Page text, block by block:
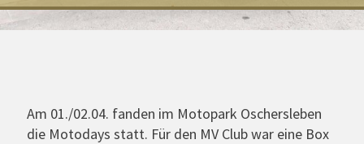
Am 01./02.04. fanden im Motopark Oschersleben
die Motodays statt. Für den MV Club war eine Box